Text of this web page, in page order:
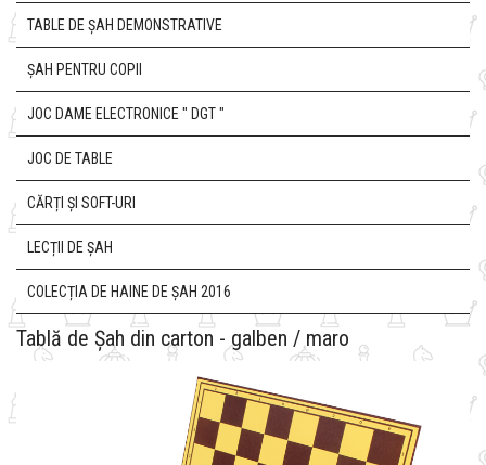
TABLE DE ȘAH DEMONSTRATIVE
ȘAH PENTRU COPII
JOC DAME ELECTRONICE " DGT "
JOC DE TABLE
CĂRȚI ȘI SOFT-URI
LECȚII DE ȘAH
COLECȚIA DE HAINE DE ȘAH 2016
Tablă de Șah din carton - galben / maro